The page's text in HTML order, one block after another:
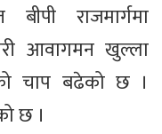
बीपी राजमार्गमा
आवागमन खुल्ला
चाप बढेको छ ।
छ ।